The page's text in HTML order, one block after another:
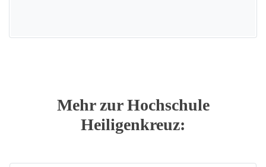
Mehr zur Hochschule
Heiligenkreuz: